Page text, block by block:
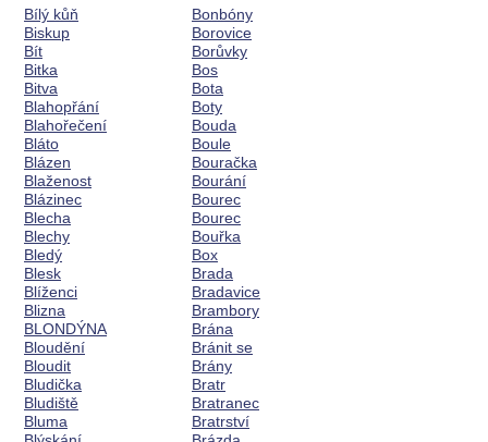
Bílý kůň
Biskup
Bít
Bitka
Bitva
Blahopřání
Blahořečení
Bláto
Blázen
Blaženost
Blázinec
Blecha
Blechy
Bledý
Blesk
Blíženci
Blizna
BLONDÝNA
Bloudění
Bloudit
Bludička
Bludiště
Bluma
Bonbóny
Borovice
Borůvky
Bos
Bota
Boty
Bouda
Boule
Bouračka
Bourání
Bourec
Bourec
Bouřka
Box
Brada
Bradavice
Brambory
Brána
Bránit se
Brány
Bratr
Bratranec
Bratrství